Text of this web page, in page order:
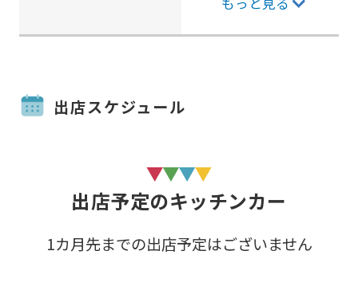
出店スケジュール
出店予定のキッチンカー
1カ月先までの出店予定はございません